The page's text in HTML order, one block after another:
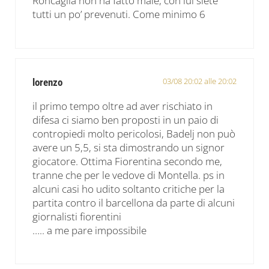
tutti un po’ prevenuti. Come minimo 6
lorenzo 03/08 20:02 alle 20:02
il primo tempo oltre ad aver rischiato in
difesa ci siamo ben proposti in un paio di
contropiedi molto pericolosi, Badelj non può
avere un 5,5, si sta dimostrando un signor
giocatore. Ottima Fiorentina secondo me,
tranne che per le vedove di Montella. ps in
alcuni casi ho udito soltanto critiche per la
partita contro il barcellona da parte di alcuni
giornalisti fiorentini
….. a me pare impossibile